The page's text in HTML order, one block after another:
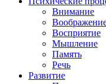
Внимание
Восприятие
Мышление
Память
Речь
Развитие